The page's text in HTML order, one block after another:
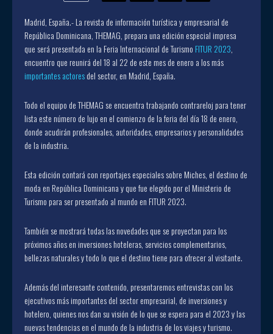
Madrid, España.- La revista de información turística y empresarial de
República Dominicana, THEMAG, prepara una edición especial impresa
que será presentada en la Feria Internacional de Turismo FITUR 2023,
encuentro que reunirá del 18 al 22 de este mes de enero a los más
importantes actoresdel sector, en Madrid, España.
Todo el equipo de THEMAG se encuentra trabajando contrareloj para tener
lista este número de lujo en el comienzo de la feria del día 18 de enero,
donde acudirán profesionales, autoridades, empresarios y personalidades
de la industria.
Esta edición contará con reportajes especiales sobre Miches, el destino de
moda en República Dominicana y que fue elegido por el Ministerio de
Turismo para ser presentado al mundo en FITUR 2023.
También se mostrará todas las novedades que se proyectan para los
próximos años en inversiones hoteleras, servicios complementarios,
bellezas naturales y todo lo que el destino tiene para ofrecer al visitante.
Además del interesante contenido, presentaremos entrevistas con los
ejecutivos más importantes del sector empresarial, de inversiones y
hotelero, quienes nos dan su visión de lo que se espera para el 2023 y las
nuevas tendencias en el mundo de la industria de los viajes y turismo.